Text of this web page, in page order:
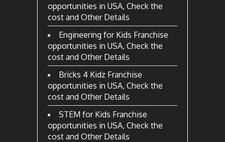
opportunities in USA, Check the
cost and Other Details
Engineering for Kids Franchise
opportunities in USA, Check the
cost and Other Details
Bricks 4 Kidz Franchise
opportunities in USA, Check the
cost and Other Details
STEM for Kids Franchise
opportunities in USA, Check the
cost and Other Details